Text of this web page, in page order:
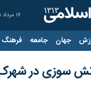
۱۶ مرداد ۱۴۰۵
جهان جامعه فرهنگ
سوزی در